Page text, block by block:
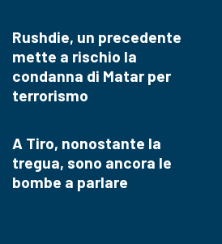
Rushdie, un precedente
mette a rischio la
condanna di Matar per
terrorismo
A Tiro, nonostante la
tregua, sono ancora le
bombe a parlare